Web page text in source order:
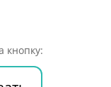
кнопку: